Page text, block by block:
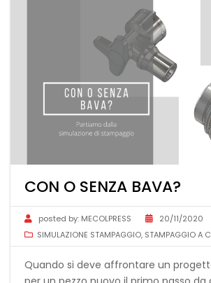
CON O SENZA BAVA?
posted by: MECOLPRESS
20/11/2020
SIMULAZIONE STAMPAGGIO, STAMPAGGIO A
Quando si deve affrontare un